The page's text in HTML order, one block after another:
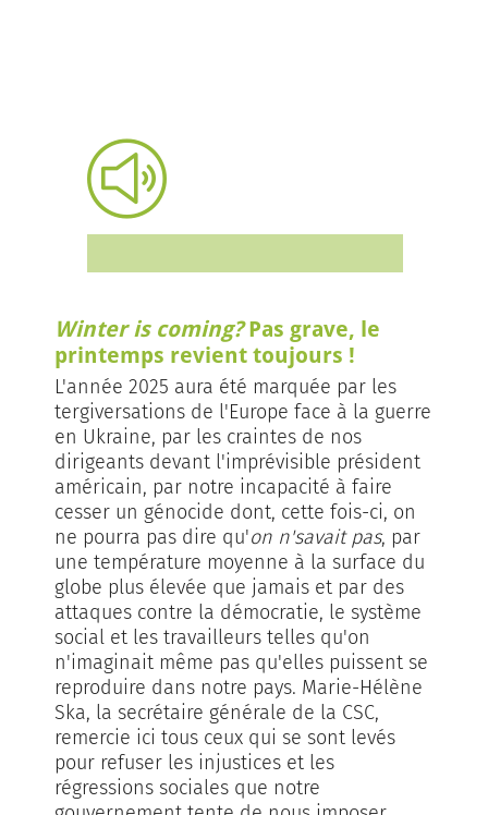
Winter is coming?Pas grave, le
printemps revient toujours !
L'année 2025 aura été marquée par les
tergiversations de l'Europe face à la guerre
en Ukraine, par les craintes de nos
dirigeants devant l'imprévisible président
américain, par notre incapacité à faire
cesser un génocide dont, cette fois-ci, on
ne pourra pas dire qu'on n'savait pas, par
une température moyenne à la surface du
globe plus élevée que jamais et par des
attaques contre la démocratie, le système
social et les travailleurs telles qu'on
n'imaginait même pas qu'elles puissent se
reproduire dans notre pays. Marie-Hélène
Ska, la secrétaire générale de la CSC,
remercie ici tous ceux qui se sont levés
pour refuser les injustices et les
régressions sociales que notre